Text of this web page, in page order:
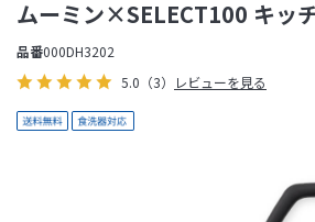
5.0 （3） レビューを見る
ムーミン×SELECT100 キッ
品番000DH3202